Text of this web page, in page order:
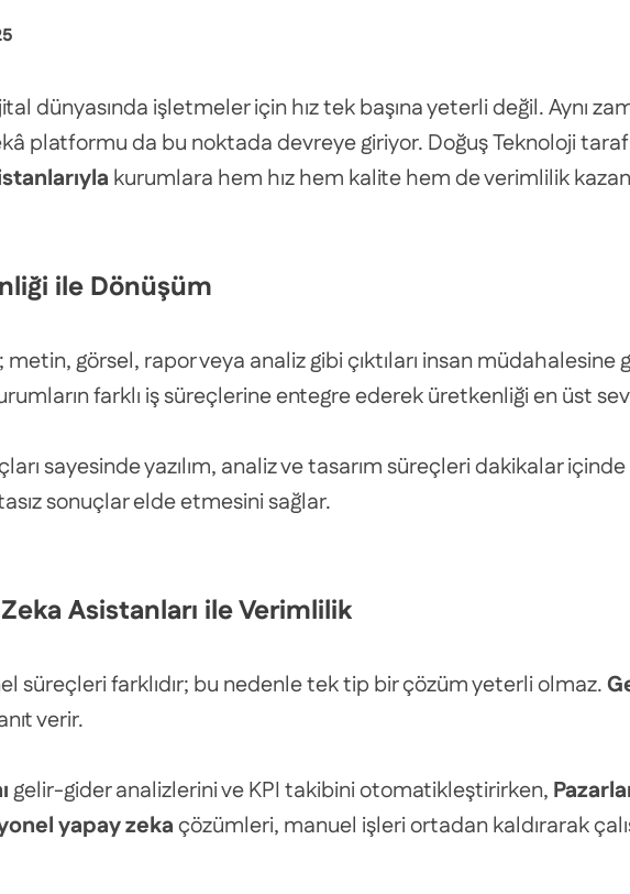
dünyasında işletmeler için hız tek başına yeterli değil. Aynı
platformu da bu noktada devreye giriyor. Doğuş Teknoloji
kurumlara hem hız hem kalite hem de verimlilik
ile Dönüşüm
; metin, görsel, rapor veya analiz gibi çıktıları insan
farklı iş süreçlerine entegre ederek üretkenliği en üst
sayesinde yazılım, analiz ve tasarım süreçleri dakikalar
sonuçlar elde etmesini sağlar.
Asistanları ile Verimlilik
süreçleri farklıdır; bu nedenle tek tip bir çözüm yeterli olmaz.
verir.
gelir-gider analizlerini ve KPI takibini otomatikleştirirken,
yapay zekaçözümleri, manuel işleri ortadan kaldırarak